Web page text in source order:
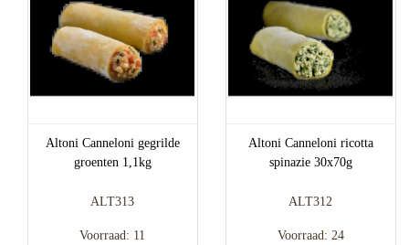
Altoni Canneloni gegrilde
groenten 1,1kg
ALT313
Voorraad: 11
Altoni Canneloni ricotta
spinazie 30x70g
ALT312
Voorraad: 24